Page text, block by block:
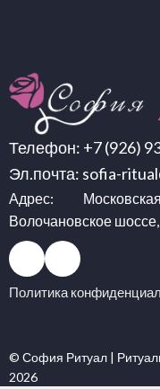
Телефон: +7 (926)
Эл.почта: sofia-
Адрес: Московская
Волочановское
Политика
© София Ритуал |
2026